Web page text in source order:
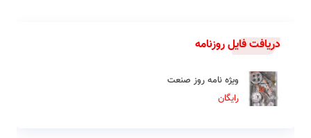
دریافت فایل روزنامه
ویژه نامه روز صنعت
رایگان